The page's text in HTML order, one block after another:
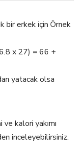
bir erkek için Örnek
x 27) = 66 +
yatacak olsa
kalori yakımı
inceleyebilirsiniz.